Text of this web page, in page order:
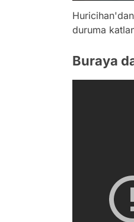
duruma
Buraya